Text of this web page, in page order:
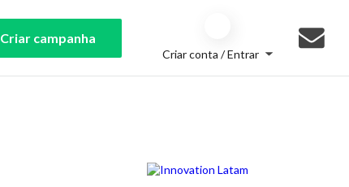
Criar campanha
Criar conta / Entrar